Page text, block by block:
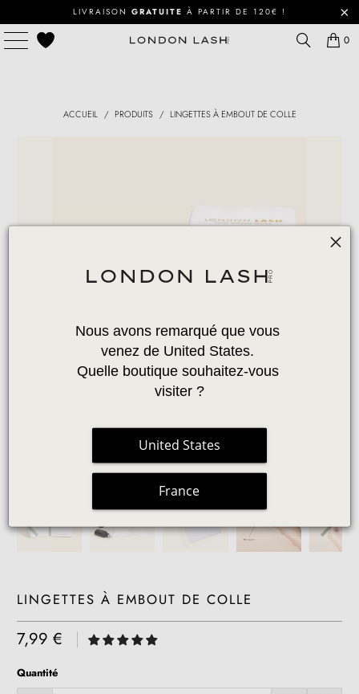
LIVRAISON GRATUITE À PARTIR DE 120€ !
0
ACCUEIL / PRODUITS / LINGETTES À EMBOUT DE COLLE
LINGETTES À EMBOUT DE COLLE
7,99 € |
Quantité
Nous avons remarqué que vous
venez de United States.
Quelle boutique souhaitez-vous
visiter ?
United States
France